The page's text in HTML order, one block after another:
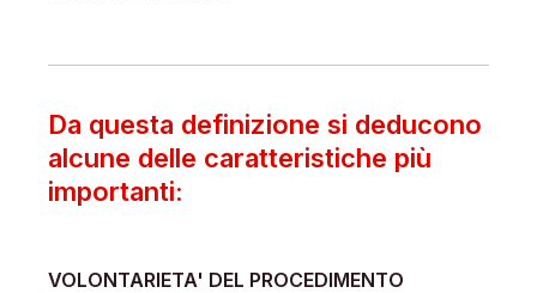
Da questa definizione si deducono
alcune delle caratteristiche più
importanti:
VOLONTARIETA' DEL PROCEDIMENTO